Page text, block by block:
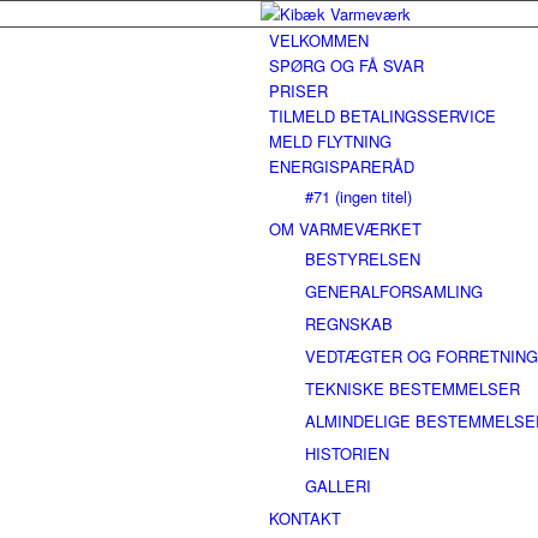
VELKOMMEN
SPØRG OG FÅ SVAR
PRISER
TILMELD BETALINGSSERVICE
MELD FLYTNING
ENERGISPARERÅD
#71 (ingen titel)
OM VARMEVÆRKET
BESTYRELSEN
GENERALFORSAMLING
REGNSKAB
VEDTÆGTER OG
TEKNISKE BESTEMMELSER
ALMINDELIGE
HISTORIEN
GALLERI
KONTAKT